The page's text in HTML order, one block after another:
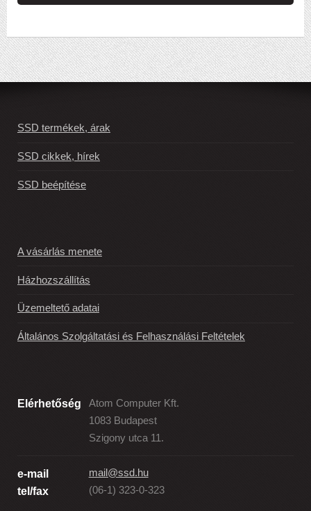
SSD termékek, árak
SSD cikkek, hírek
SSD beépítése
A vásárlás menete
Házhozszállítás
Üzemeltető adatai
Általános Szolgáltatási és Felhasználási Feltételek
Elérhetőség
Atom Computer Kft.
1083 Budapest
Szigony utca 11.
e-mail
tel/fax
mail@ssd.hu
(06-1) 323-0-323